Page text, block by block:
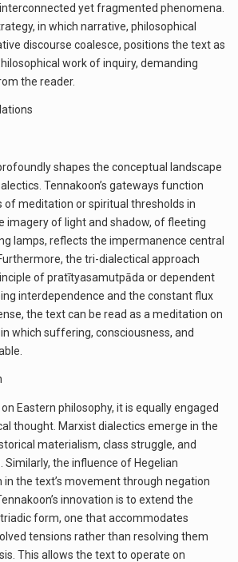
yet fragmented phenomena.
in which narrative, philosophical
discourse coalesce, positions the text as
work of inquiry, demanding
the reader.
shapes the conceptual landscape
Tennakoon’s gateways function
of meditation or spiritual thresholds in
imagery of light and shadow, of fleeting
lamps, reflects the impermanence central
the tri-dialectical approach
of pratītyasamutpāda or dependent
interdependence and the constant flux
the text can be read as a meditation on
which suffering, consciousness, and
Eastern philosophy, it is equally engaged
thought. Marxist dialectics emerge in the
materialism, class struggle, and
the influence of Hegelian
in the text’s movement through negation
innovation is to extend the
form, one that accommodates
tensions rather than resolving them
This allows the text to operate on